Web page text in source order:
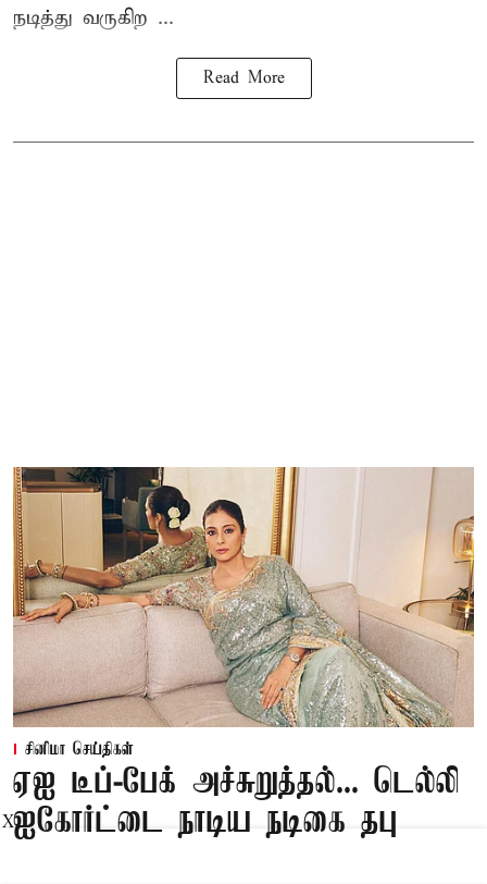
நடித்து வருகிற ...
Read More
சினிமா செய்திகள்
ஏஐ டீப்-பேக் அச்சுறுத்தல்... டெல்லி
ஐகோர்ட்டை நாடிய நடிகை தபு
X